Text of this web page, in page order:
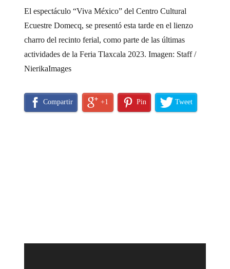
El espectáculo “Viva México” del Centro Cultural
Ecuestre Domecq, se presentó esta tarde en el lienzo
charro del recinto ferial, como parte de las últimas
actividades de la Feria Tlaxcala 2023. Imagen: Staff /
NierikaImages
Compartir +1 Pin Tweet